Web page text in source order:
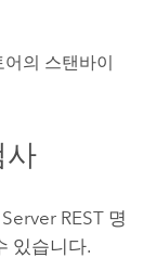
의 스탠바이
사
REST 명
있습니다.